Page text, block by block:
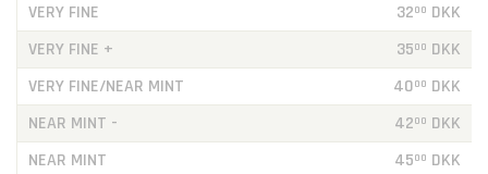
VERY FINE
3200 DKK
VERY FINE +
3500 DKK
VERY FINE/NEAR MINT
4000 DKK
NEAR MINT -
4200 DKK
NEAR MINT
4500 DKK